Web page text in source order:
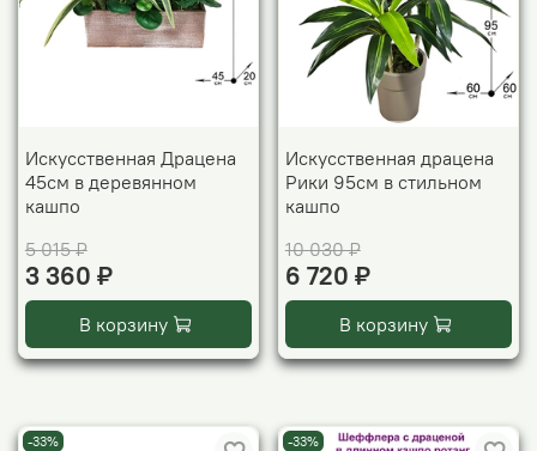
Искусственная Драцена
45см в деревянном
кашпо
5 015 ₽
3 360 ₽
В корзину
Искусственная драцена
Рики 95см в стильном
кашпо
10 030 ₽
6 720 ₽
В корзину
-33% -33%